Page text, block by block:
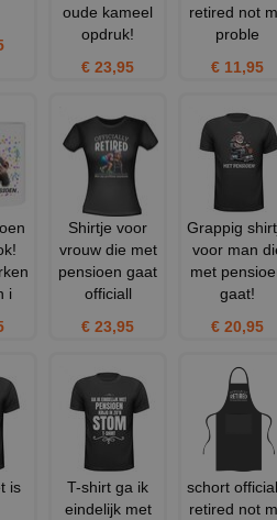
oude kameel
opdruk!
€ 23,95
retired not
proble
€ 11,95
i
Shirtje voor
vrouw die met
pensioen gaat
officiall
€ 23,95
Grappig
voor man
met
gaat!
€ 20,95
is
T-shirt ga ik
eindelijk met
schort
retired not